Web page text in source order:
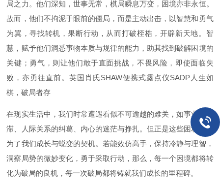
局之力。他们深知，世事无常，棋局瞬息万变，困境亦非永恒。
故而，他们不拘泥于眼前的僵局，而是主动出击，以智慧和勇气
为翼，寻找转机，果断行动，从而打破桎梏，开辟新天地。智
慧，赋予他们洞悉事物本质与规律的能力，助其找到破解困境的
关键；勇气，则让他们敢于直面挑战，不畏风险，即使面临失
败，亦勇往直前。英国肖氏SHAW便携式露点仪SADP人生如
棋，破局者存
在现实生活中，我们时常遭遇看似不可逾越的难关，如事业的停
滞、人际关系的纠葛、内心的迷茫与挣扎。但正是这些困境，成
为了我们成长与蜕变的契机。若能效仿高手，保持冷静与理智，
洞察局势的微妙变化，勇于采取行动，那么，每一个困境都将转
化为破局的良机，每一次破局都将铸就我们成长的里程碑。